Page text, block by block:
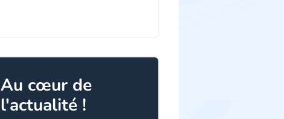
Au cœur de
l'actualité !